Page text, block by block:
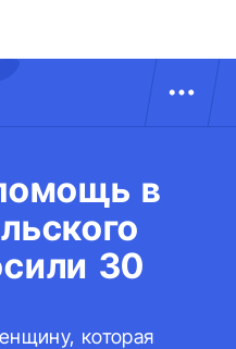
в
30
которая